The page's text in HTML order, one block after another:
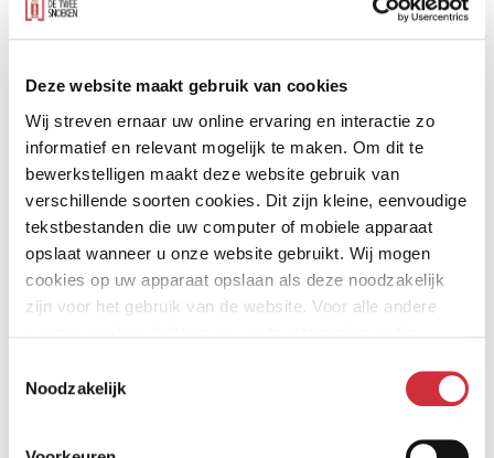
Deze website maakt gebruik van cookies
Wij streven ernaar uw online ervaring en interactie zo
informatief en relevant mogelijk te maken. Om dit te
bewerkstelligen maakt deze website gebruik van
verschillende soorten cookies. Dit zijn kleine, eenvoudige
tekstbestanden die uw computer of mobiele apparaat
opslaat wanneer u onze website gebruikt. Wij mogen
cookies op uw apparaat opslaan als deze noodzakelijk
zijn voor het gebruik van de website. Voor alle andere
Noodzakelijk